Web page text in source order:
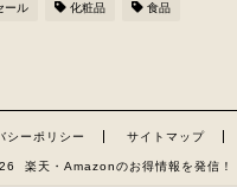
ール 化粧品 食品
シーポリシー サイトマップ
楽天・Amazonのお得情報を発信！